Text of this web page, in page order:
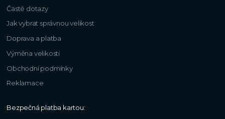
Časté dotazy
Jak vybrat správnou velikost
Doprava a platba
Výměna velikosti
Obchodní podmínky
Reklamace
Bezpečná platba kartou: